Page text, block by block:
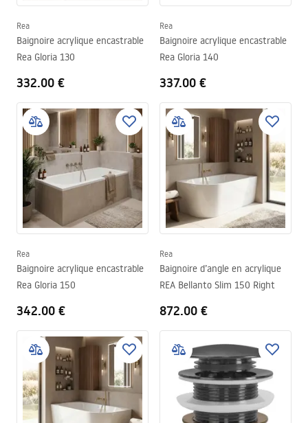
Rea
Baignoire acrylique encastrable
Rea Gloria 130
332.00 €
Rea
Baignoire acrylique encastrable
Rea Gloria 140
337.00 €
Rea
Baignoire acrylique encastrable
Rea Gloria 150
342.00 €
Rea
Baignoire d’angle en acrylique
REA Bellanto Slim 150 Right
872.00 €